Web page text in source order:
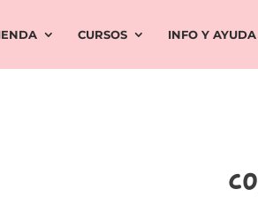
CURSOS INFO Y AYUDA